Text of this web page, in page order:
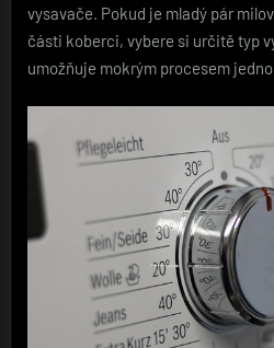
vysavače. Pokud je mladý pár
části koberci, vybere si určitě typ
umožňuje mokrým procesem